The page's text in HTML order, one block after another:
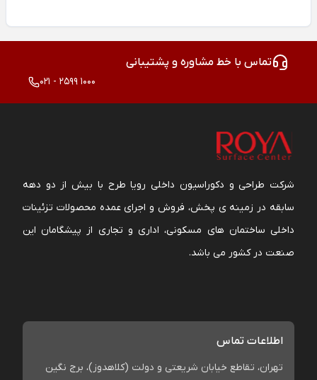
تماس با خط مشاوره و پشتیبانی
021 - 2599 1000
شرکت طراحی و دکوراسیون داخلی رویا طرح با بیش از دو دهه
سابقه در زمینه ی پخش، فروش و اجرای عمده محصولات تزئینات
داخلی ساختمان های مسکونی، اداری و تجاری از پیشگامان این
صنعت در کشور می باشد.
اطلاعات تماس
تهران، تقاطع خیابان شریعتی و دولت (کلاهدوز)، برج نگین